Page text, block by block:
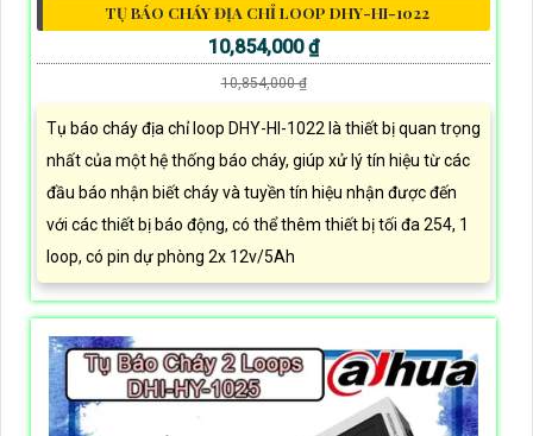
TỤ BÁO CHÁY ĐỊA CHỈ LOOP DHY-HI-1022
10,854,000 ₫
10,854,000 ₫
Tụ báo cháy địa chỉ loop DHY-HI-1022 là thiết bị quan trọng
nhất của một hệ thống báo cháy, giúp xử lý tín hiệu từ các
đầu báo nhận biết cháy và tuyền tín hiệu nhận được đến
với các thiết bị báo động, có thể thêm thiết bị tối đa 254, 1
loop, có pin dự phòng 2x 12v/5Ah